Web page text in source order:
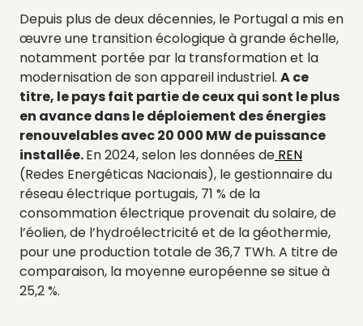
Depuis plus de deux décennies, le Portugal a mis en
œuvre une transition écologique à grande échelle,
notamment portée par la transformation et la
modernisation de son appareil industriel. A ce
titre, le pays fait partie de ceux qui sont le plus
en avance dans le déploiement des énergies
renouvelables avec 20 000 MW de puissance
installée.En 2024, selon les données de REN
(Redes Energéticas Nacionais), le gestionnaire du
réseau électrique portugais, 71 % de la
consommation électrique provenait du solaire, de
l’éolien, de l’hydroélectricité et de la géothermie,
pour une production totale de 36,7 TWh. A titre de
comparaison, la moyenne européenne se situe à
25,2 %.